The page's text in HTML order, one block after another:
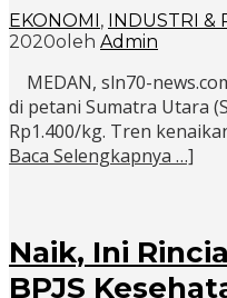
EKONOMI , INDUSTRI &
2020oleh Admin
MEDAN, sln70-
di petani Sumatra Utara
Rp1.400/kg. Tren
Baca Selengkapnya …]
Naik, Ini
BPJS